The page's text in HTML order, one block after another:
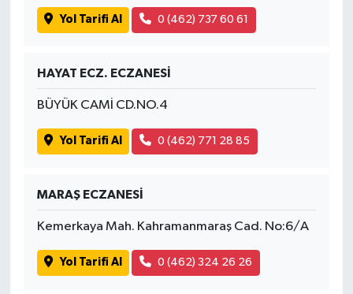
Yol Tarifi Al 0 (462) 737 60 61
HAYAT ECZ. ECZANESİ
BÜYÜK CAMİ CD.NO.4
Yol Tarifi Al 0 (462) 771 28 85
MARAŞ ECZANESİ
Kemerkaya Mah. Kahramanmaraş Cad. No:6/A
Yol Tarifi Al 0 (462) 324 26 26